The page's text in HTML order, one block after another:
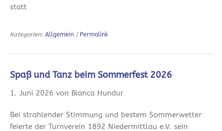
statt
Kategorien: Allgemein | Permalink
Spaß und Tanz beim Sommerfest 2026
1. Juni 2026 von Bianca Hundur
Bei strahlender Stimmung und bestem Sommerwetter
feierte der Turnverein 1892 Niedermittlau e.V. sein